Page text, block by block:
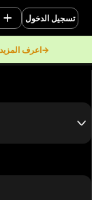
اعرف المزيد→
تسجيل الدخول